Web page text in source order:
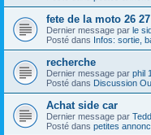
fete de la moto 26
Dernier message par le
Posté dans Infos: sortie,
recherche
Dernier message par phil
Posté dans Discussion
Achat side car
Dernier message par
Posté dans petites